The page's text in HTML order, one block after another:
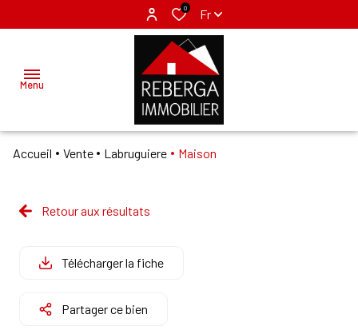
0 Fr
Menu
ACHETER
GÉRER
MAZAMET
Accueil Vente Labruguiere Maison
Retour aux résultats
Télécharger la fiche
Partager ce bien